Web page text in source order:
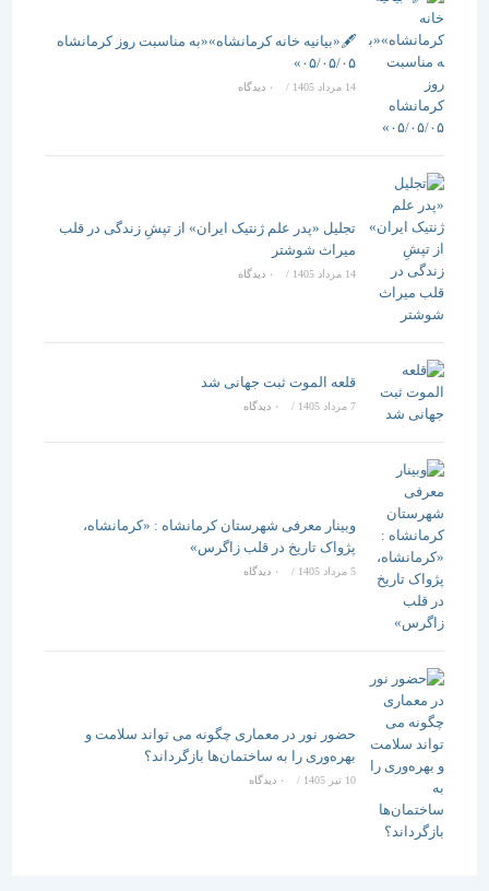
مطلوبی ندارد
🖋️«بیانیه خانه کرمانشاه»«به مناسبت روز کرمانشاه
۰۵/۰۵/۰۵»
/ ۰ دیدگاه
تجلیل «پدر علم ژنتیک ایران» از تپشِ زندگی در قلب
میراث شوشتر
14 مرداد 1405 / ۰ دیدگاه
قلعه الموت ثبت جهانی شد
/ ۰ دیدگاه
وبینار معرفی شهرستان کرمانشاه : «کرمانشاه،
پژواک تاریخ در قلب زاگرس»
5 مرداد 1405 / ۰ دیدگاه
حضور نور در معماری چگونه می تواند سلامت و
بهره‌وری را به ساختمان‌ها بازگرداند؟
/ ۰ دیدگاه